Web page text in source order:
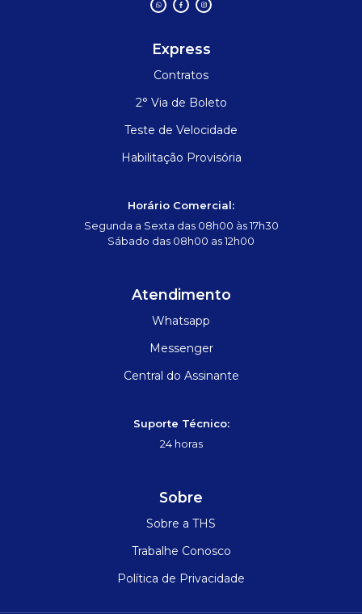
Express
Contratos
2° Via de Boleto
Teste de Velocidade
Habilitação Provisória
Horário Comercial:
Segunda a Sexta das 08h00 às 17h30
Sábado das 08h00 as 12h00
Atendimento
Whatsapp
Messenger
Central do Assinante
Suporte Técnico:
24 horas
Sobre
Sobre a THS
Trabalhe Conosco
Política de Privacidade